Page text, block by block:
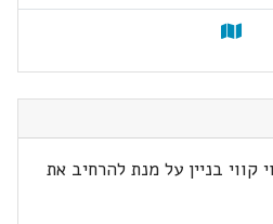
קווי בניין על מנת להרחיב את